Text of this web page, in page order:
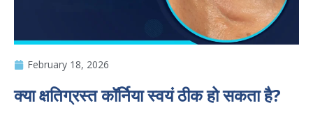
February 18, 2026
क्या क्षतिग्रस्त कॉर्निया स्वयं ठीक हो सकता है?